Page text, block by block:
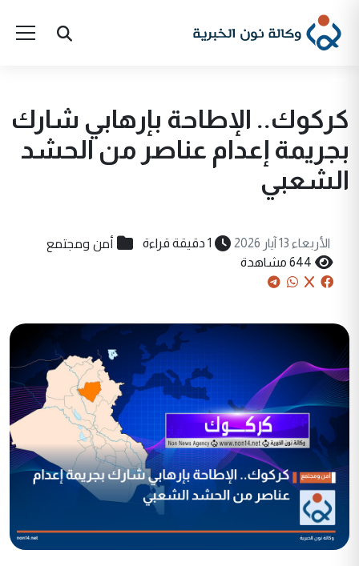
كركوك.. الإطاحة بإرهابي شارك
بجريمة إعدام عناصر من الحشد
الشعبي
الأربعاء 13 آيار 2026 1 دقيقة قراءة أمن ومجتمع
644 مشاهدة